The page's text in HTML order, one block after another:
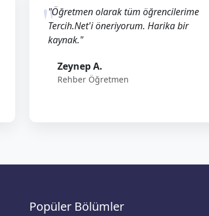
"Öğretmen olarak tüm öğrencilerime
Tercih.Net'i öneriyorum. Harika bir
kaynak."
Zeynep A.
Rehber Öğretmen
Popüler Bölümler